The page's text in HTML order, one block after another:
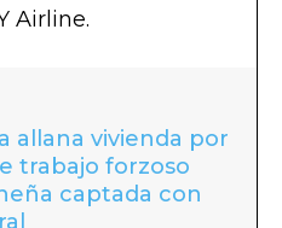
Airline.
allana vivienda por
trabajo forzoso
captada con